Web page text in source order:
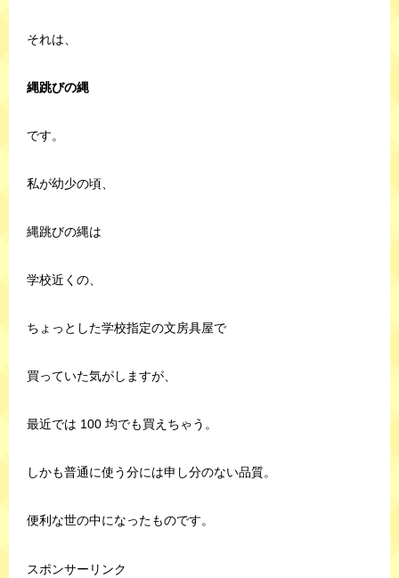
それは、
縄跳びの縄
です。
私が幼少の頃、
縄跳びの縄は
学校近くの、
ちょっとした学校指定の文房具屋で
買っていた気がしますが、
最近では 100 均でも買えちゃう。
しかも普通に使う分には申し分のない品質。
便利な世の中になったものです。
スポンサーリンク